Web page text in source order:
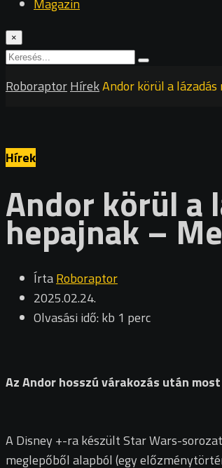
Magazin
×
RoboraptorHírekAndor körül a
Hírek
Andor körül a
hepajnak –
ÍrtaRoboraptor
2025.02.24.
Olvasási idő: kb 1 perc
Az Andor hosszú várakozás után
A Disney +-ra készült Star Wars-
meglepőből alapból (egy